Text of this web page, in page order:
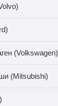
(Volkswagen)
(Mitsubishi)